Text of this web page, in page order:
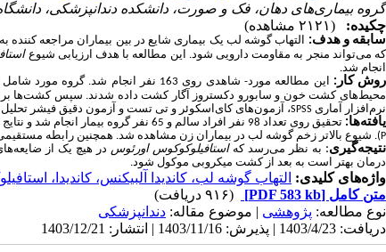
گروه بیماری‌های دهان، فک و صورت، دانشکده دندانپزشکی،
چکیده:
(۲۱۲۱ مشاهده)
سابقه و هدف: التهاب گوشه لب یک بیماری شایع در بین بیماران مراجعه ­کننده
که می‌تواند منجر به مقاومت دارویی شود.
این مطالعه با هدف ارزیابی شیوع
انجام شد.
روش کار:
محیط‌های کشت خون و سابورو دکستروز آگار کشت داده شدند. سپس کشت‌ها
نرم‌افزار آماری SPSS، آزمون‌های کای‌اسکوئر و تی تست و آزمون دقیق فیشر
یافتهها: تحقیق روی تعداد 98 نفر افراد سالم و 65 نفر گروه بیمار انجام شد و نتایج نشان داد که
P ). شیوع بالاتر زخم گوشه لب در بیماران زن مشاهده شد. همچنین رابطه
نتیجهگیری: به نظر می‌رسد کهاستافیلوکوکوس اورئوس در هیچ یک از
درمان بهتر است به بعد از کشت میکروبی موکول شود.
واژه‌های کلیدی: التهاب گوشه لب، کاندیدا آلبیکنس، کاندیدا،
متن کامل [PDF 583 kb]
(۹۱۶ دریافت)
نوع مطالعه: پژوهشی | موضوع مقاله: دندانپزشکی
دریافت: 1403/4/23 | پذیرش: 1403/11/16 | انتشار: 1403/12/21